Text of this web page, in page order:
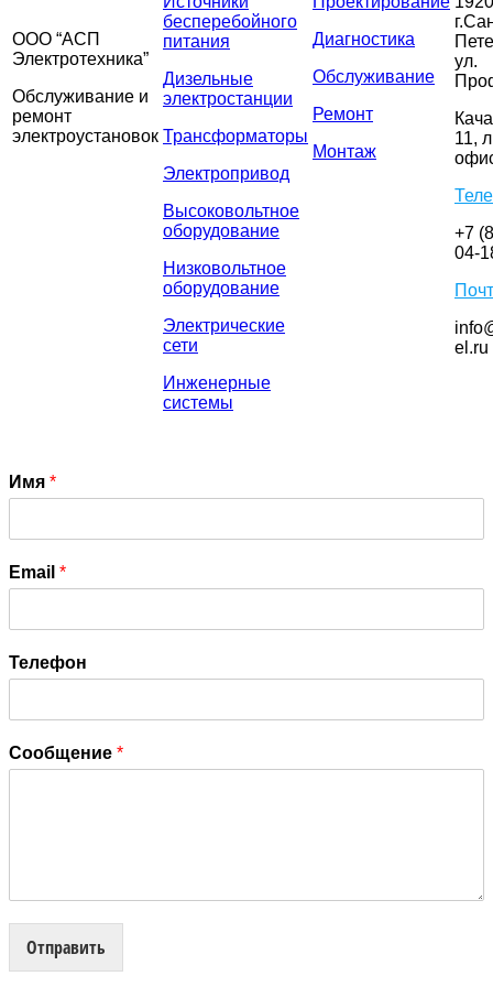
ООО “АСП
Электротехника”
Обслуживание и
ремонт
электроустановок
бесперебойного
питания
Дизельные
электростанции
Трансформаторы
Электропривод
Высоковольтное
оборудование
Низковольтное
оборудование
Электрические
сети
Инженерные
системы
Диагностика
Обслуживание
Ремонт
Монтаж
ул.
11,
+7
04-
el.ru
Имя *
Email *
Телефон
Сообщение *
Отправить